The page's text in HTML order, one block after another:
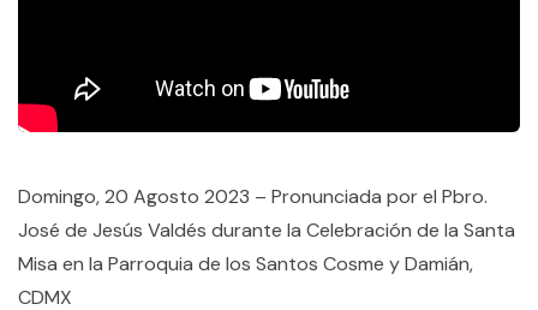
Domingo, 20 Agosto 2023 – Pronunciada por el Pbro.
José de Jesús Valdés durante la Celebración de la Santa
Misa en la Parroquia de los Santos Cosme y Damián,
CDMX